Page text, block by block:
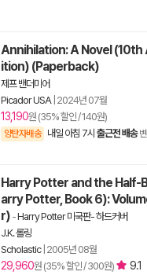
Annihilation: A Novel (10th
ition) (Paperback)
제프 밴더미어
Picador USA| 2024년 07월
13,190원 (35% 할인 / 140원)
양탄자배송 내일 아침 7시 출근전 배송
Harry Potter and the Half-
arry Potter, Book 6):
r) -Harry Potter 미국판- 하드커버
J.K. 롤링
Scholastic| 2005년 08월
29,960원 (35% 할인 / 300원) 9.1